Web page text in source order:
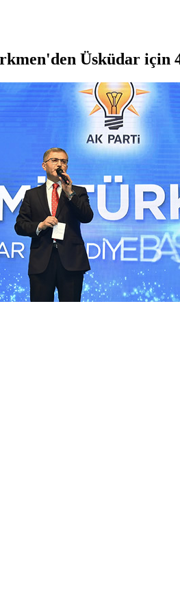
Üsküdar için